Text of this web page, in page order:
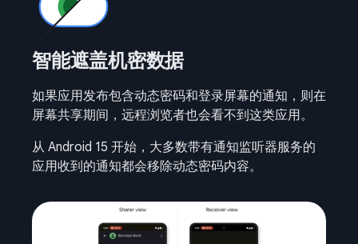
智能遮盖机密数据
如果应用发布包含动态密码和登录屏幕的通知，则在
屏幕共享期间，远程浏览者也会看不到这类应用。
从 Android 15 开始，大多数带有通知监听器服务的
应用收到的通知都会移除动态密码内容。